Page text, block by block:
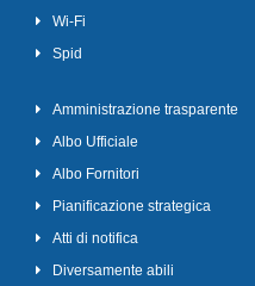
Wi-Fi
Spid
Amministrazione trasparente
Albo Ufficiale
Albo Fornitori
Pianificazione strategica
Atti di notifica
Diversamente abili